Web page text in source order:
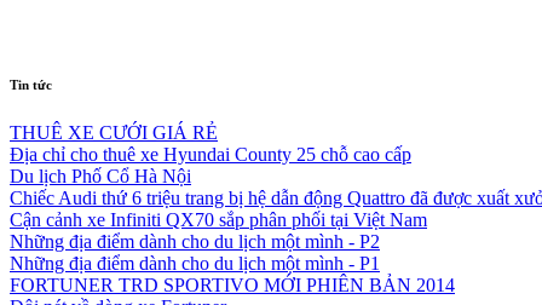
Tin tức
THUÊ XE CƯỚI GIÁ RẺ
Địa chỉ cho thuê xe Hyundai County 25 chỗ cao cấp
Du lịch Phố Cổ Hà Nội
Chiếc Audi thứ 6 triệu trang bị hệ dẫn động Quattro đã được xuất
Cận cảnh xe Infiniti QX70 sắp phân phối tại Việt Nam
Những địa điểm dành cho du lịch một mình - P2
Những địa điểm dành cho du lịch một mình - P1
FORTUNER TRD SPORTIVO MỚI PHIÊN BẢN 2014